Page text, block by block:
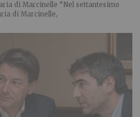
di Marcinelle “Nel settantesimo
di Marcinelle,